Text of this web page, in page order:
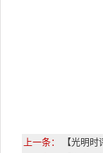
上一条：
【光明